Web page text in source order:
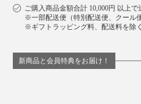
ご購入商品金額合計 10,000円 以上で
※一部配送便（特別配送便、クール
※ギフトラッピング料、配送料を除
新商品と会員特典をお届け！